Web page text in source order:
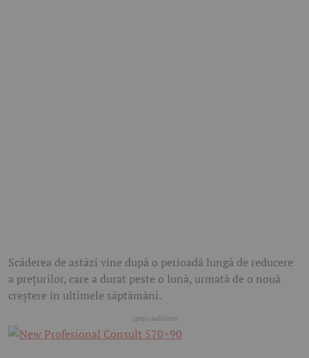
Scăderea de astăzi vine după o perioadă lungă de reducere
a prețurilor, care a durat peste o lună, urmată de o nouă
creștere în ultimele săptămâni.